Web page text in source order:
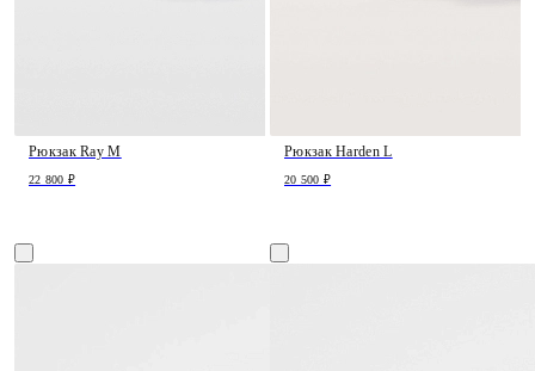
Рюкзак Ray M
22 800 ₽
Рюкзак Harden L
20 500 ₽